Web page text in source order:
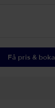
Få pris & boka